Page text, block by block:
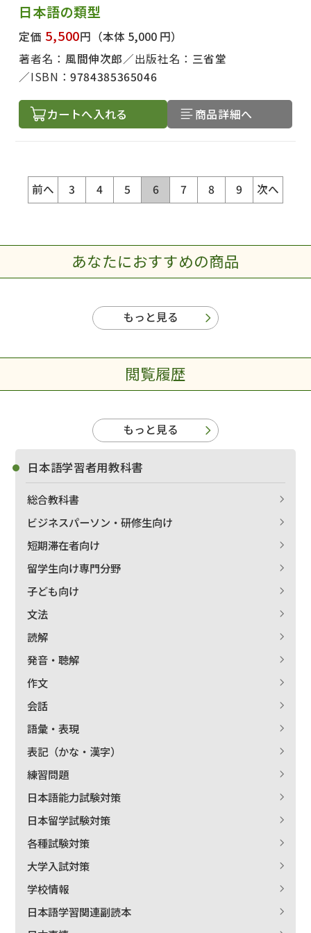
日本語の類型
定価 5,500円 （本体 5,000 円）
著者名： 風間伸次郎 出版社名： 三省堂
ISBN：9784385365046
カートへ入れる 商品詳細へ
前へ 3 4 5 6 7 8 9 次へ
あなたにおすすめの商品
もっと見る
閲覧履歴
もっと見る
日本語学習者用教科書
総合教科書
ビジネスパーソン・研修生向け
短期滞在者向け
留学生向け専門分野
子ども向け
文法
読解
発音・聴解
作文
会話
語彙・表現
表記（かな・漢字）
練習問題
日本語能力試験対策
日本留学試験対策
各種試験対策
大学入試対策
学校情報
日本語学習関連副読本